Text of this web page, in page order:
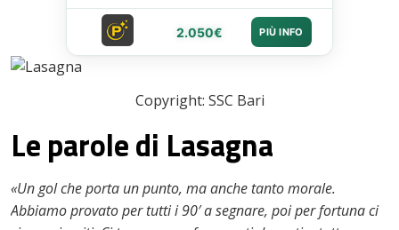
2.050€ PIÙ INFO
Copyright: SSC Bari
Le parole di Lasagna
«Un gol che porta un punto, ma anche tanto morale.
Abbiamo provato per tutti i 90′ a segnare, poi per fortuna ci